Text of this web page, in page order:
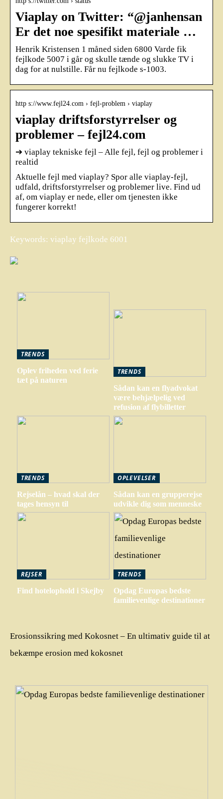
Viaplay on Twitter: “@janhensan
Er det noe spesifikt materiale …
Henrik Kristensen 1 måned siden 6800 Varde fik
fejlkode 5007 i går og skulle tænde og slukke TV i
dag for at nulstille. Får nu fejlkode s-1003.
http s://www.fejl24.com › fejl-problem › viaplay
viaplay driftsforstyrrelser og
problemer – fejl24.com
➔ viaplay tekniske fejl – Alle fejl, fejl og problemer i
realtid
Aktuelle fejl med viaplay? Spor alle viaplay-fejl,
udfald, driftsforstyrrelser og problemer live. Find ud
af, om viaplay er nede, eller om tjenesten ikke
fungerer korrekt!
Keywords: viaplay fejlkode 6001
TRENDS
Oplev friheden ved ferie
tæt på naturen
TRENDS
Sådan kan en flyadvokat
være behjælpelig ved
refusion af flybilletter
TRENDS
Rejselån – hvad skal der
tages hensyn til
OPLEVELSER
Sådan kan en grupperejse
udvikle dig som menneske
REJSER
Find hotelophold i Skejby
TRENDS
Opdag Europas bedste
familievenlige destinationer
Erosionssikring med Kokosnet – En ultimativ guide til at
bekæmpe erosion med kokosnet